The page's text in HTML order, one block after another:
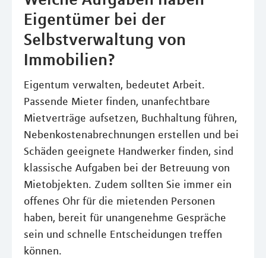
Eigentümer bei der
Selbstverwaltung von
Immobilien?
Eigentum verwalten, bedeutet Arbeit.
Passende Mieter finden, unanfechtbare
Mietverträge aufsetzen, Buchhaltung führen,
Nebenkostenabrechnungen erstellen und bei
Schäden geeignete Handwerker finden, sind
klassische Aufgaben bei der Betreuung von
Mietobjekten. Zudem sollten Sie immer ein
offenes Ohr für die mietenden Personen
haben, bereit für unangenehme Gespräche
sein und schnelle Entscheidungen treffen
können.